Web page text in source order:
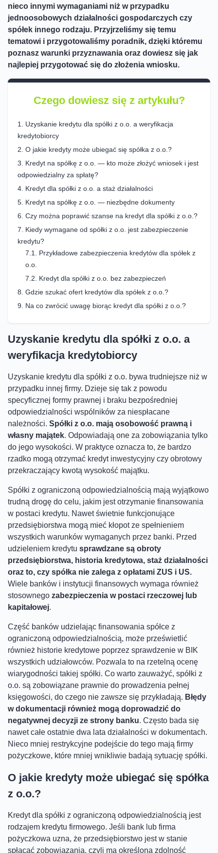
nieco innymi wymaganiami niż w przypadku
jednoosobowych działalności gospodarczych czy
spółek innego rodzaju. Przyjrzeliśmy się temu
tematowi i przygotowaliśmy poradnik, dzięki któremu
poznasz warunki przyznawania oraz dowiesz się jak
najlepiej przygotować się do złożenia wniosku.
Czego dowiesz się z artykułu?
Uzyskanie kredytu dla spółki z o.o. a weryfikacja
kredytobiorcy
O jakie kredyty może ubiegać się spółka z o.o.?
Kredyt na spółkę z o.o. — kto może złożyć wniosek i jest
odpowiedzialny za spłatę?
Kredyt dla spółki z o.o. a staż działalności
Kredyt na spółkę z o.o. — niezbędne dokumenty
Czy można poprawić szanse na kredyt dla spółki z o.o.?
Kiedy wymagane od spółki z o.o. jest zabezpieczenie
kredytu?
Przykładowe zabezpieczenia kredytów dla spółek z
o.o.
Kredyt dla spółki z o.o. bez zabezpieczeń
Gdzie szukać ofert kredytów dla spółek z o.o.?
Na co zwrócić uwagę biorąc kredyt dla spółki z o.o.?
Uzyskanie kredytu dla spółki z o.o. a
weryfikacja kredytobiorcy
Uzyskanie kredytu dla spółki z o.o. bywa trudniejsze niż w
przypadku innej firmy. Dzieje się tak z powodu
specyficznej formy prawnej i braku bezpośredniej
odpowiedzialności wspólników za niespłacane
należności. Spółki z o.o. mają osobowość prawną i
własny majątek. Odpowiadają one za zobowiązania tylko
do jego wysokości. W praktyce oznacza to, że bardzo
rzadko mogą otrzymać kredyt inwestycyjny czy obrotowy
przekraczający kwotą wysokość majątku.
Spółki z ograniczoną odpowiedzialnością mają wyjątkowo
trudną drogę do celu, jakim jest otrzymanie finansowania
w postaci kredytu. Nawet świetnie funkcjonujące
przedsiębiorstwa mogą mieć kłopot ze spełnieniem
wszystkich warunków wymaganych przez banki. Przed
udzieleniem kredytu sprawdzane są obroty
przedsiębiorstwa, historia kredytowa, staż działalności
oraz to, czy spółka nie zalega z opłatami ZUS i US.
Wiele banków i instytucji finansowych wymaga również
stosownego zabezpieczenia w postaci rzeczowej lub
kapitałowej.
Część banków udzielając finansowania spółce z
ograniczoną odpowiedzialnością, może prześwietlić
również historie kredytowe poprzez sprawdzenie w BIK
wszystkich udziałowców. Pozwala to na rzetelną ocenę
wiarygodności takiej spółki. Co warto zauważyć, spółki z
o.o. są zobowiązane prawnie do prowadzenia pełnej
księgowości, do czego nie zawsze się przykładają. Błędy
w dokumentacji również mogą doprowadzić do
negatywnej decyzji ze strony banku. Często bada się
nawet całe ostatnie dwa lata działalności w dokumentach.
Nieco mniej restrykcyjne podejście do tego mają firmy
pożyczkowe, które mniej wnikliwie badają sytuację spółki.
O jakie kredyty może ubiegać się spółka
z o.o.?
Kredyt dla spółki z ograniczoną odpowiedzialnością jest
rodzajem kredytu firmowego. Jeśli bank lub firma
pożyczkowa uzna, że przedsiębiorstwo jest w stanie
spłacać zobowiązania, czyli ma określoną zdolność